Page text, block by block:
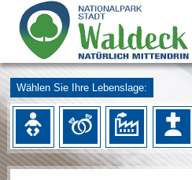
Wählen Sie Ihre Lebenslage: